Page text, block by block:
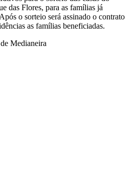
das Flores, para as famílias já
o sorteio será assinado o contrato
as famílias beneficiadas.
Medianeira